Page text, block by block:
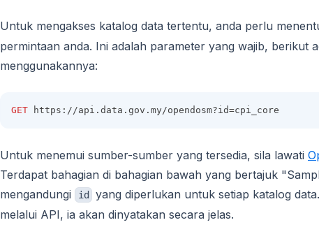
Untuk mengakses katalog data tertentu, anda perlu
permintaan anda. Ini adalah parameter yang wajib, berikut
menggunakannya:
GET https://api.data.gov.my/opendosm?id=cpi_core
Untuk menemui sumber-sumber yang tersedia, sila lawati
Terdapat bahagian di bahagian bawah yang bertajuk
mengandungi
id
yang diperlukan untuk setiap katalog
melalui API, ia akan dinyatakan secara jelas.